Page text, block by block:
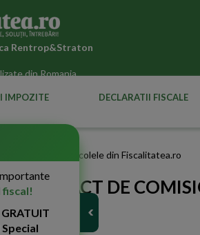
Rentrop&Straton
din Romania
IMPOZITE DECLARATII FISCALE
comision in articolele din Fiscalitatea.ro
CONTRACT DE
fiscal!